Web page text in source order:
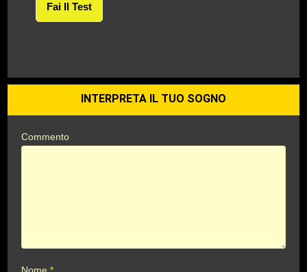
Fai Il Test
INTERPRETA IL TUO SOGNO
Commento